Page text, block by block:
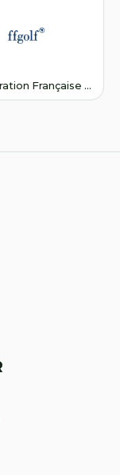
Française de Golf